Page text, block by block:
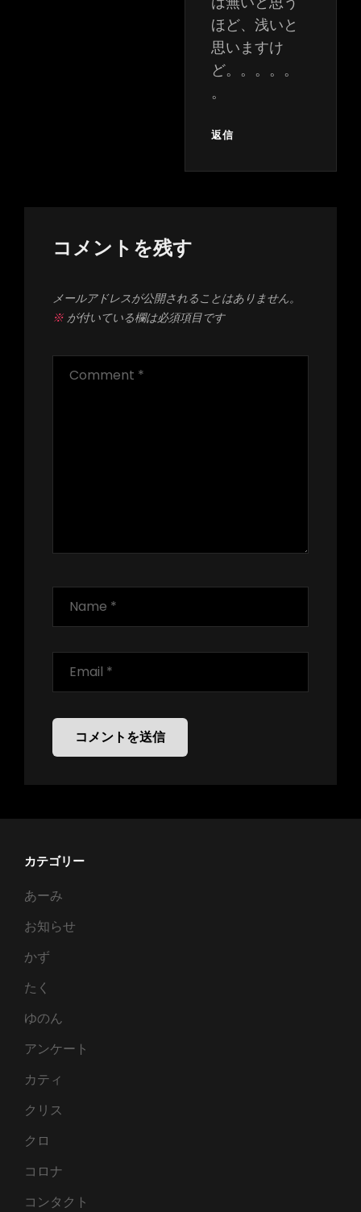
ほど、浅いと
思いますけ
ど。。。。。
。
返信
コメントを残す
メールアドレスが公開されることはありません。
※が付いている欄は必須項目です
カテゴリー
あーみ
お知らせ
かず
たく
ゆのん
アンケート
カティ
クリス
クロ
コロナ
コンタクト